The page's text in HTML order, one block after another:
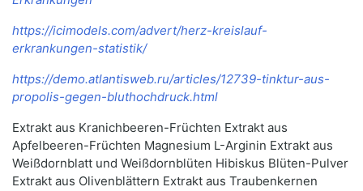
https://icimodels.com/advert/herz-kreislauf-
erkrankungen-statistik/
https://demo.atlantisweb.ru/articles/12739-tinktur-aus-
propolis-gegen-bluthochdruck.html
Extrakt aus Kranichbeeren-Früchten Extrakt aus
Apfelbeeren-Früchten Magnesium L-Arginin Extrakt aus
Weißdornblatt und Weißdornblüten Hibiskus Blüten-Pulver
Extrakt aus Olivenblättern Extrakt aus Traubenkernen